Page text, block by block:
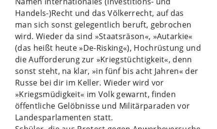
Handels-)Recht und das Völkerrecht, auf das
man sich sonst gelegentlich beruft, gebrochen
wird. Wieder da sind »Staatsräson«, »Autarkie«
(das heißt heute »De-Risking«), Hochrüstung und
die Aufforderung zur »Kriegstüchtigkeit«, denn
sonst steht, na klar, »in fünf bis acht Jahren« der
Russe bei dir im Keller. Wieder wird vor
»Kriegsmüdigkeit« im Volk gewarnt, finden
öffentliche Gelöbnisse und Militärparaden vor
Landesparlamenten statt.